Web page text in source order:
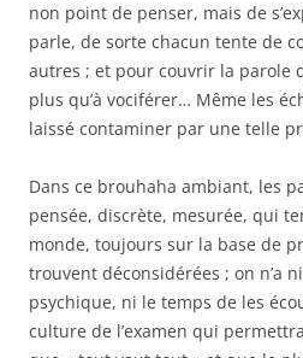
non point de penser, mais de
parle, de sorte chacun tente de
autres ; et pour couvrir la parole
plus qu’à vociférer… Même les
laissé contaminer par une telle
Dans ce brouhaha ambiant, les
pensée, discrète, mesurée, qui
monde, toujours sur la base de
trouvent déconsidérées ; on n’a
psychique, ni le temps de les
culture de l’examen qui